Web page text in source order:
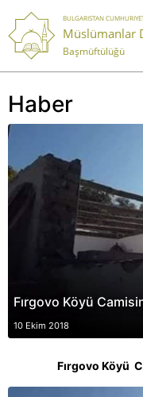
BULGARISTAN
Müslümanlar
Başmüftülüğü
Haber
Fırgovo Köyü
10 Ekim 2018
Fırgovo Köyü